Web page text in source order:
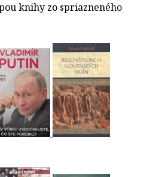
knihy zo spriazneného